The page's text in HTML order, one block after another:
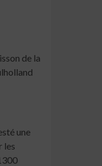
de la
une
les